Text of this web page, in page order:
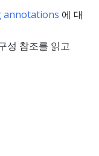
annotations 에 대
성 참조를 읽고